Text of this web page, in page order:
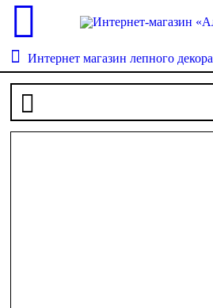
Интернет магазин лепного декора